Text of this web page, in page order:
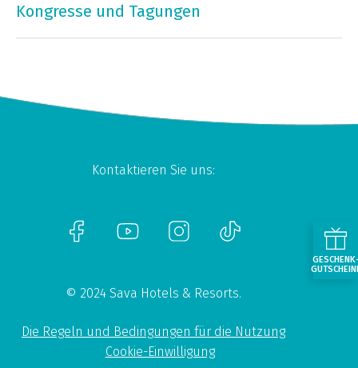
Kongresse und Tagungen
Kontaktieren Sie uns:
© 2024 Sava Hotels & Resorts.
Die Regeln und Bedingungen für die Nutzung
Cookie-Einwilligung